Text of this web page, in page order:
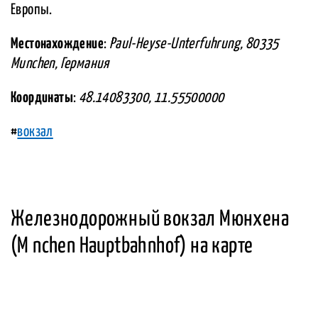
Европы.
Местонахождение: Paul-Heyse-Unterfuhrung, 80335
Munchen, Германия
Координаты: 48.14083300, 11.55500000
#вокзал
Железнодорожный вокзал Мюнхена
(M nchen Hauptbahnhof) на карте